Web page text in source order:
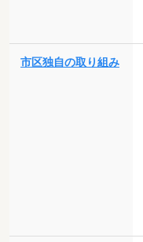
市区独自の取り組み